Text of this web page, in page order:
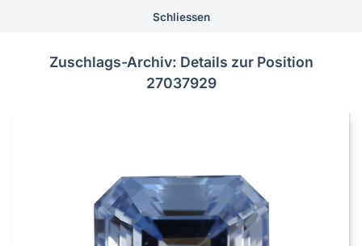
Schliessen
Zuschlags-Archiv: Details zur Position
27037929